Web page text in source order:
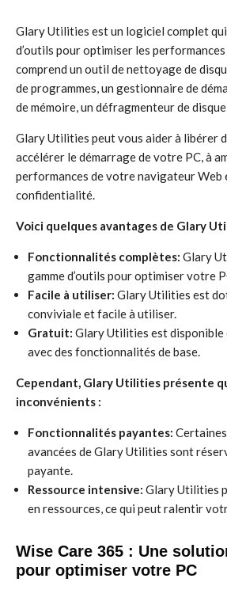
Glary Utilities est un logiciel complet
d’outils pour optimiser les
comprend un outil de nettoyage de
de programmes, un gestionnaire de
de mémoire, un défragmenteur de
Glary Utilities peut vous aider à libérer
accélérer le démarrage de votre PC, à
performances de votre navigateur
confidentialité.
Voici quelques avantages de Glary
Fonctionnalités complètes: Glary
gamme d’outils pour optimiser votre
Facile à utiliser: Glary Utilities est
conviviale et facile à utiliser.
Gratuit: Glary Utilities est
avec des fonctionnalités de base.
Cependant, Glary Utilities présente
inconvénients :
Fonctionnalités payantes:
avancées de Glary Utilities sont
payante.
Ressource intensive: Glary Utilities
en ressources, ce qui peut ralentir
Wise Care 365 : Une
pour optimiser votre PC